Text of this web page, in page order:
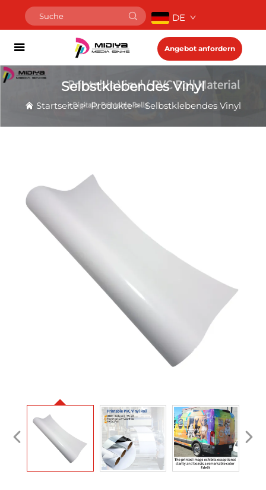
DE
Angebot anfordern
Selbstklebendes Vinyl
Startseite>Produkte>Selbstklebendes Vinyl